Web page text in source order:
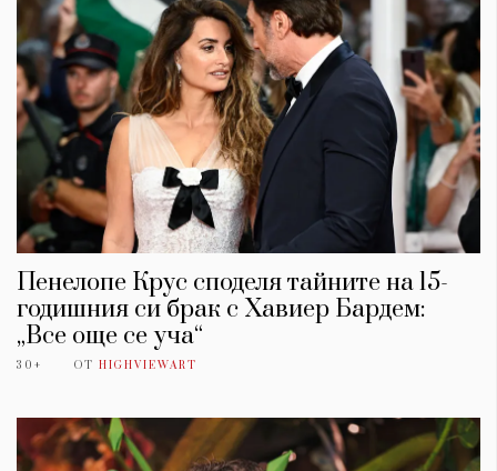
Пенелопе Крус споделя тайните на 15-
годишния си брак с Хавиер Бардем:
„Все още се уча“
30+ ОТ HIGHVIEWART